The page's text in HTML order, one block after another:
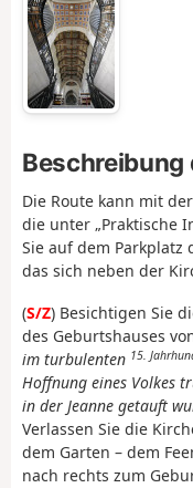
Die Route kann mit
die unter „Praktische
Sie auf dem Parkplatz
das sich neben der
(S/Z) Besichtigen Sie
des Geburtshauses
im turbulenten 15.
Hoffnung eines Volkes
in der Jeanne getauft
Verlassen Sie die
dem Garten – dem
nach rechts zum